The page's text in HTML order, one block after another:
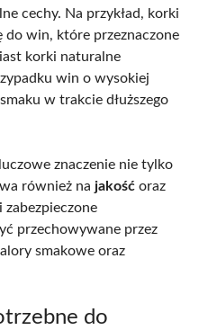
cechy. Na przykład, korki
do win, które przeznaczone
korki naturalne
win o wysokiej
w trakcie dłuższego
znaczenie nie tylko
również na jakość oraz
zabezpieczone
przechowywane przez
smakowe oraz
do